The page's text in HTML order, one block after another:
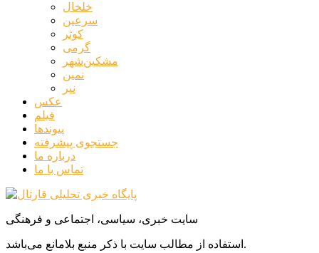
خلخال
سرعین
کوثر
گرمی
مشکین‌شهر
نمین
نیر
عکس
فیلم
پیوندها
جستجوی پیشرفته
درباره ما
تماس با ما
سایت خبری، سیاسی، اجتماعی و فرهنگی
استفاده از مطالب سایت با ذکر منبع بلامانع می‌باشد.